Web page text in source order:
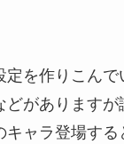
定を作りこんで
どがありますが
キャラ登場す